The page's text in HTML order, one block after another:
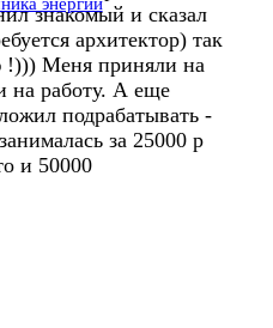
знакомый и сказал
архитектор) так
!))) Меня приняли на
на работу. А еще
подрабатывать -
за 25000 р
и 50000